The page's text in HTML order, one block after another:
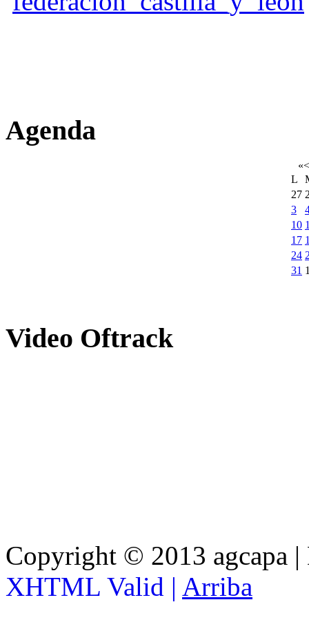
Agenda
«<
L
27
3
10
17
24
31
Video Oftrack
Copyright © 2013 agcapa
XHTML Valid | Arriba